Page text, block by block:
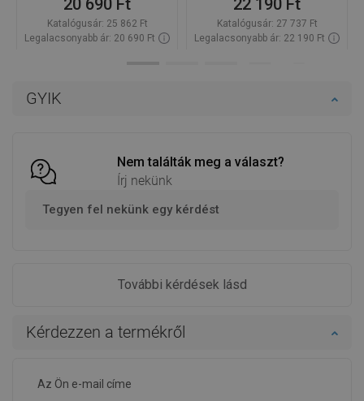
GYIK
Nem találták meg a választ?
Írj nekünk
Tegyen fel nekünk egy kérdést
További kérdések lásd
Kérdezzen a termékről
20 690 Ft
Katalógusár: 25 862 Ft
Legalacsonyabb ár: 20 690 Ft
22 190 Ft
Katalógusár: 27 737 Ft
Legalacsonyabb ár: 22 190 Ft